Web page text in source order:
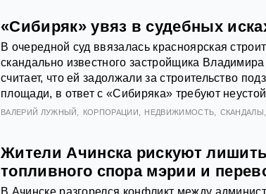
«Сибиряк» увяз в судебных
В очередной суд ввязалась красноярская
скандально известного застройщика
считает, что ей задолжали за строительство
площади, в ответ с «Сибиряка» требуют
ВАЛЕРИЙ ЛУЖНЫЙ КОРПОРАЦИИ НЕДВИЖИМОСТЬ СКАНДАЛЫ
Жители Ачинска рискуют
топливного спора мэрии и
В Ачинске разгорелся конфликт между